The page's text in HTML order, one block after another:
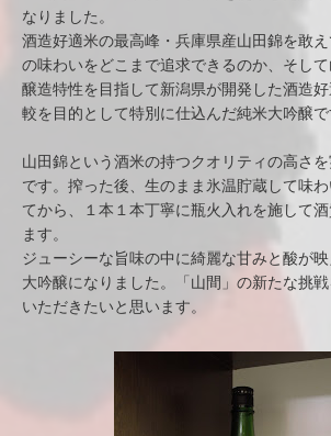
なりました。
酒造好適米の最高峰・兵庫県産山田錦を敢え
の味わいをどこまで追求できるのか、そし
醸造特性を目指して新潟県が開発した酒造
較を目的として特別に仕込んだ純米大吟醸で
山田錦という酒米の持つクオリティの高さ
です。搾った後、生のまま氷温貯蔵して味
てから、１本１本丁寧に瓶火入れを施して
ます。
ジューシーな旨味の中に綺麗な甘みと酸が
大吟醸になりました。「山間」の新たな挑
いただきたいと思います。